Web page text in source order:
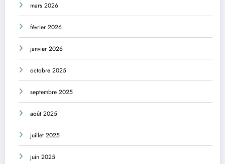
mars 2026
février 2026
janvier 2026
octobre 2025
septembre 2025
août 2025
juillet 2025
juin 2025